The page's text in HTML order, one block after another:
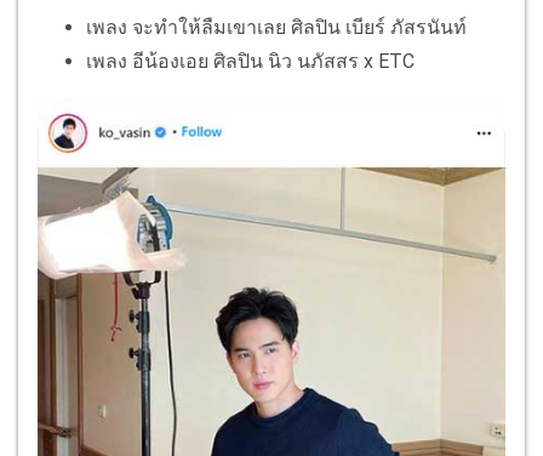
เพลง​ จะทำให้ลืมเขาเลย ศิลปิน​ เบียร์​ ภัสรนันท์
เพลง​ อีน้องเอย ศิลปิน​ นิว นภัสสร x ETC